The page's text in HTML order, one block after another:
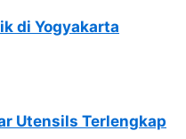
di Yogyakarta
Utensils Terlengkap